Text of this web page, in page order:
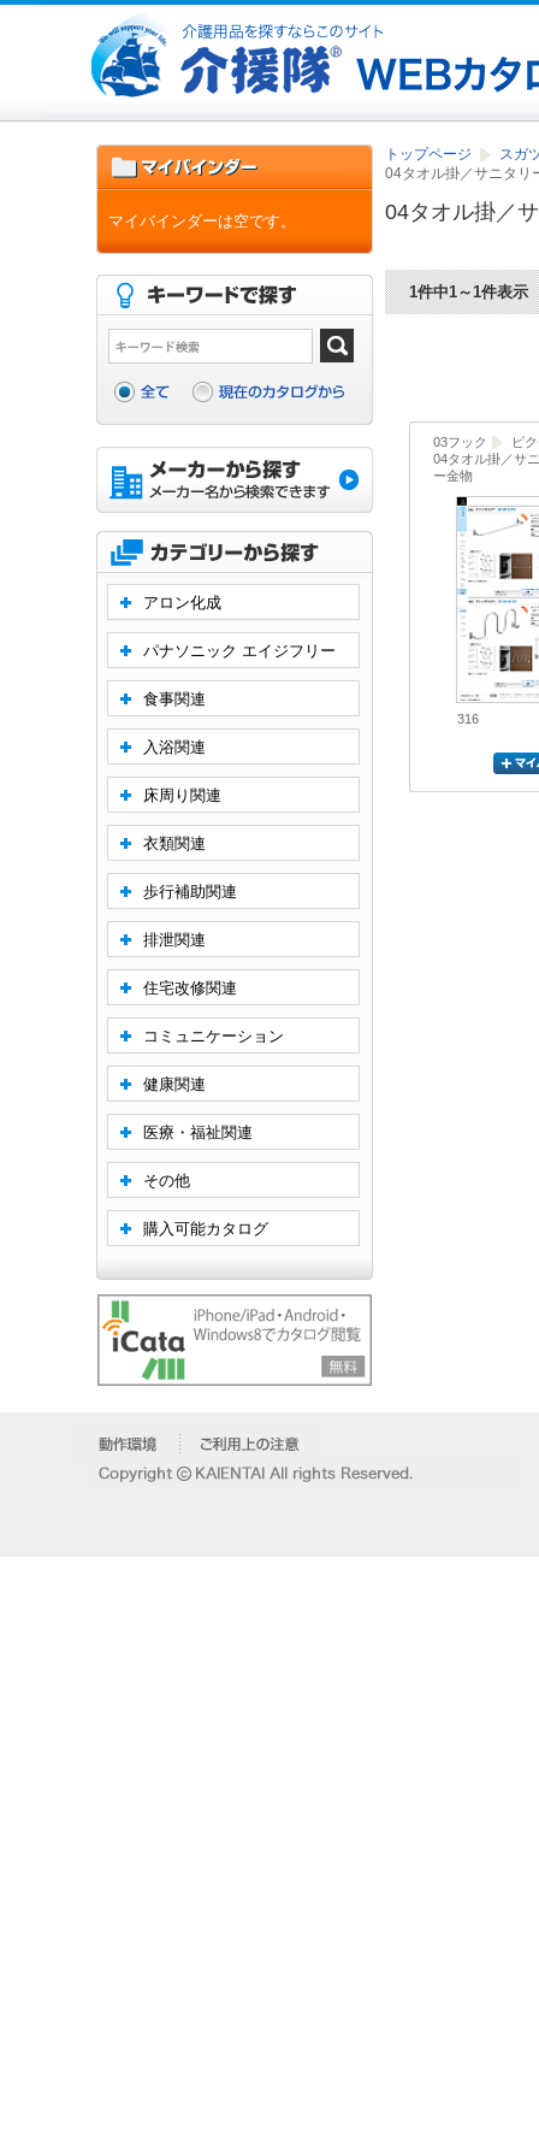
トップページ
スガ
04タオル掛／サニタリ
04タオル掛／
1件中1～1件表示
03フック
ピ
04タオル掛／サ
ー金物
316
マイバインダーは空です。
アロン化成
パナソニック エイジフリー
食事関連
入浴関連
床周り関連
衣類関連
歩行補助関連
排泄関連
住宅改修関連
コミュニケーション
健康関連
医療・福祉関連
その他
購入可能カタログ